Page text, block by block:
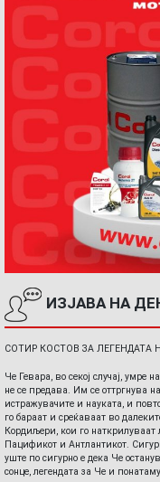
ИЗЈАВА НА
СОТИР КОСТОВ ЗА ЛЕГЕНДАТА
Че Гевара, во секој случај, умре
не се предава. Им се оттргнува
истражувачите и науката, и
го бараат и среќаваат во
Кордиљери, кои го наткрилуваат
Пацификот и Антлантикот.
уште по сигурно е дека Че
сонце, легендата за Че и